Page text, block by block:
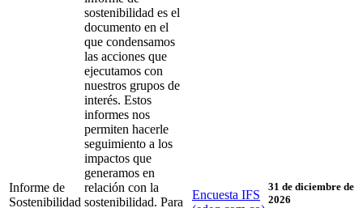
Informe de
Sostenibilidad
sostenibilidad es el
documento en el
que condensamos
las acciones que
ejecutamos con
nuestros grupos de
interés. Estos
informes nos
permiten hacerle
seguimiento a los
impactos que
generamos en
relación con la
sostenibilidad. Para
Encuesta IFS
31 de diciembre de
2026